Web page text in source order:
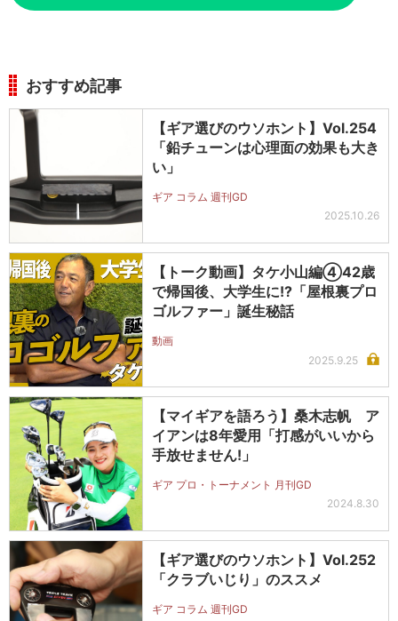
おすすめ記事
【ギア選びのウソホント】Vol.254
「鉛チューンは心理面の効果も大き
い」
ギア コラム 週刊GD
2025.10.26
【トーク動画】タケ小山編④42歳
で帰国後、大学生に!?「屋根裏プロ
ゴルファー」誕生秘話
動画
2025.9.25
【マイギアを語ろう】桑木志帆 ア
イアンは8年愛用「打感がいいから
手放せません!」
ギア プロ・トーナメント 月刊GD
2024.8.30
【ギア選びのウソホント】Vol.252
「クラブいじり」のススメ
ギア コラム 週刊GD